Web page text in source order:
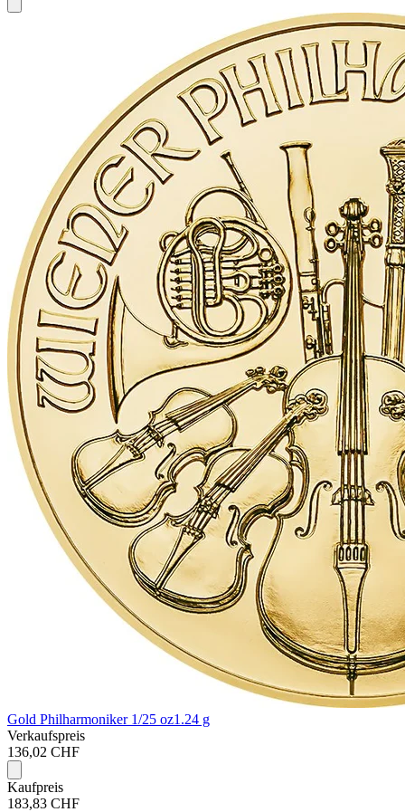
Gold Philharmoniker 1/25 oz1.24 g
Verkaufspreis
136,02 CHF
Kaufpreis
183,83 CHF